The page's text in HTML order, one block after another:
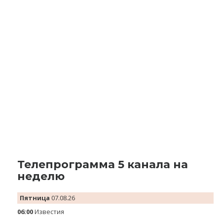
Телепрограмма 5 канала на
неделю
Пятница 07.08.26
06:00Известия